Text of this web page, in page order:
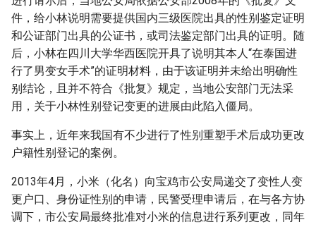
s
e
a
r
h
n
g
件，给小林说明需要提供国内三级医院出具的性别鉴定证明
和公证部门出具的公证书，或司法鉴定部门出具的证明。随
后，小林在四川大学华西医院开具了说明其本人“在泰国进
行了男变女手术”的证明材料，由于该证明并未给出明确性
别结论，且并不符合《批复》规定，当地公安部门无法采
用，关于小林性别登记变更的进展由此陷入僵局。
事实上，近年来我国有不少进行了性别重塑手术后成功更改
户籍性别登记的案例。
2013年4月，小米（化名）向宝鸡市公安局递交了变性人变
更户口、身份证性别的申请，民警受理申请后，在与各方协
调下，市公安局最终批准对小米的信息进行系列更改，同年